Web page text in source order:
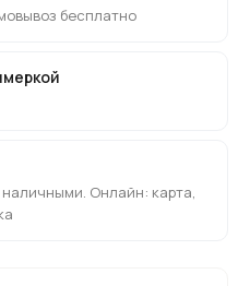
бесплатно
Онлайн: карта,